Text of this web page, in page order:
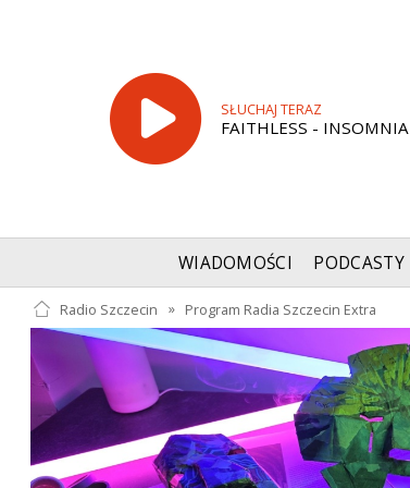
SŁUCHAJ TERAZ
FAITHLESS - INSOMNIA
WIADOMOŚCI PODCASTY
Radio Szczecin » Program Radia Szczecin Extra